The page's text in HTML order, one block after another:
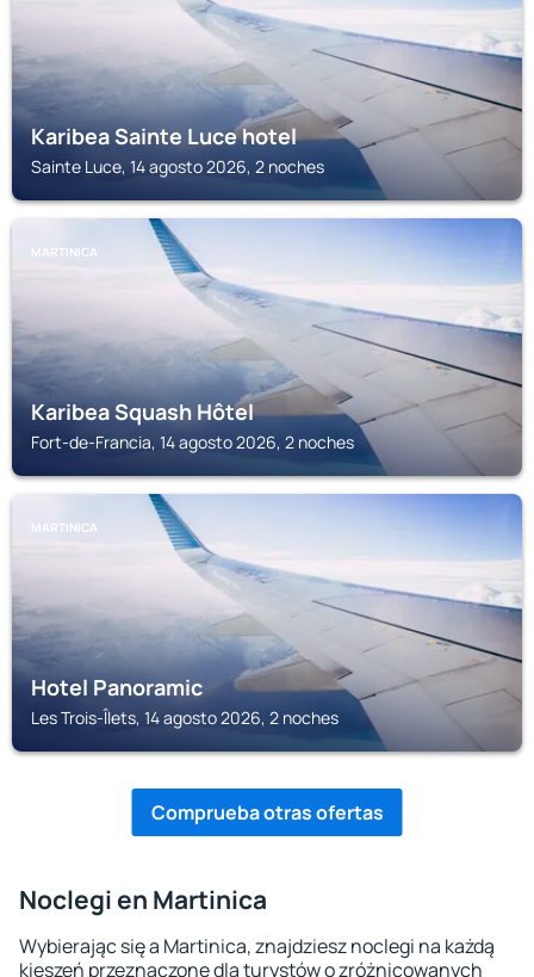
Karibea Sainte Luce hotel
Sainte Luce, 14 agosto 2026, 2 noches
MARTINICA
Karibea Squash Hôtel
Fort-de-Francia, 14 agosto 2026, 2 noches
MARTINICA
Hotel Panoramic
Les Trois-Îlets, 14 agosto 2026, 2 noches
Comprueba otras ofertas
Noclegi en Martinica
Wybierając się a Martinica, znajdziesz noclegi na każdą
kieszeń przeznaczone dla turystów o zróżnicowanych